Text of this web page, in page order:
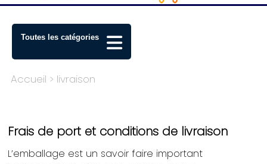
Toutes les catégories
Accueil > livraison
Frais de port et conditions de livraison
L’emballage est un savoir faire important